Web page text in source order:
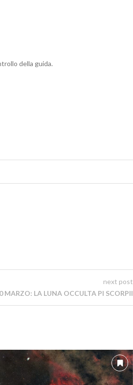
della guida.
next post
MARZO: LA LUNA OCCULTA PI SCORPII